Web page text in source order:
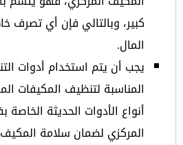
كبير، وبالتالي فإن أي تصرف
المال.
يجب أن يتم استخدام أدوات
المناسبة لتنظيف المكيفات
أنواع الأدوات الحديثة
المركزي لضمان سلامة